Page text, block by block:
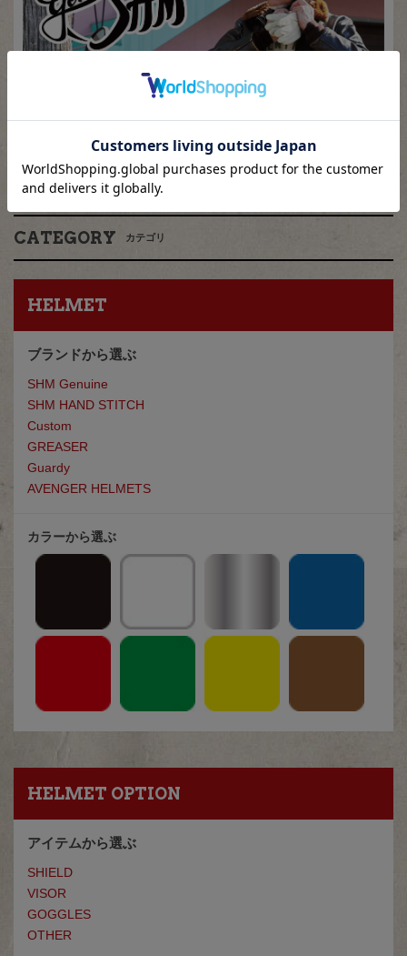
CATEGORY カテゴリ
HELMET
ブランドから選ぶ
SHM Genuine
SHM HAND STITCH
Custom
GREASER
Guardy
AVENGER HELMETS
カラーから選ぶ
HELMET OPTION
アイテムから選ぶ
SHIELD
VISOR
GOGGLES
OTHER